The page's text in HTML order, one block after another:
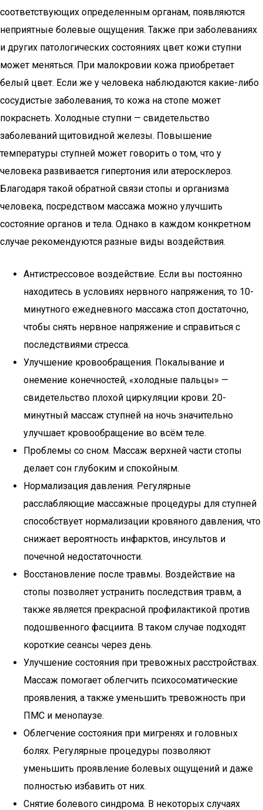
соответствующих определенным органам, появляются
неприятные болевые ощущения. Также при заболеваниях
и других патологических состояниях цвет кожи ступни
может меняться. При малокровии кожа приобретает
белый цвет. Если же у человека наблюдаются какие-либо
сосудистые заболевания, то кожа на стопе может
покраснеть. Холодные ступни — свидетельство
заболеваний щитовидной железы. Повышение
температуры ступней может говорить о том, что у
человека развивается гипертония или атеросклероз.
Благодаря такой обратной связи стопы и организма
человека, посредством массажа можно улучшить
состояние органов и тела. Однако в каждом конкретном
случае рекомендуются разные виды воздействия.
Антистрессовое воздействие. Если вы постоянно
находитесь в условиях нервного напряжения, то 10-
минутного ежедневного массажа стоп достаточно,
чтобы снять нервное напряжение и справиться с
последствиями стресса.
Улучшение кровообращения. Покалывание и
онемение конечностей, «холодные пальцы» —
свидетельство плохой циркуляции крови. 20-
минутный массаж ступней на ночь значительно
улучшает кровообращение во всём теле.
Проблемы со сном. Массаж верхней части стопы
делает сон глубоким и спокойным.
Нормализация давления. Регулярные
расслабляющие массажные процедуры для ступней
способствует нормализации кровяного давления, что
снижает вероятность инфарктов, инсультов и
почечной недостаточности.
Восстановление после травмы. Воздействие на
стопы позволяет устранить последствия травм, а
также является прекрасной профилактикой против
подошвенного фасциита. В таком случае подходят
короткие сеансы через день.
Улучшение состояния при тревожных расстройствах.
Массаж помогает облегчить психосоматические
проявления, а также уменьшить тревожность при
ПМС и менопаузе.
Облегчение состояния при мигренях и головных
болях. Регулярные процедуры позволяют
уменьшить проявление болевых ощущений и даже
полностью избавить от них.
Снятие болевого синдрома. В некоторых случаях